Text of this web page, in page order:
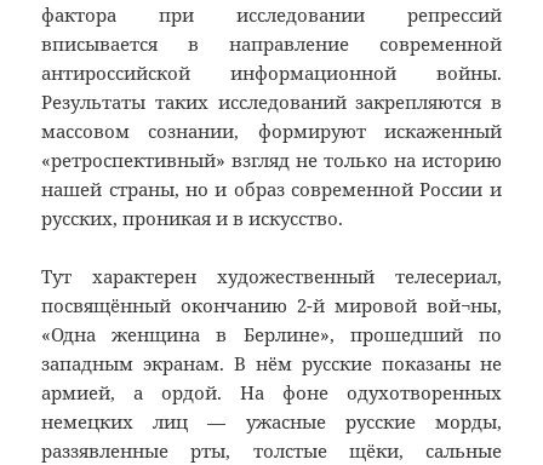
фактора при исследовании репрессий
вписывается в направление современной
антироссийской информационной войны.
Результаты таких исследований закрепляются в
массовом сознании, формируют искаженный
«ретроспективный» взгляд не только на историю
нашей страны, но и образ современной России и
русских, проникая и в искусство.
Тут характерен художественный телесериал,
посвящённый окончанию 2-й мировой вой¬ны,
«Одна женщина в Берлине», прошедший по
западным экранам. В нём русские показаны не
армией, а ордой. На фоне одухотворенных
немецких лиц — ужасные русские морды,
раззявленные рты, толстые щёки, сальные